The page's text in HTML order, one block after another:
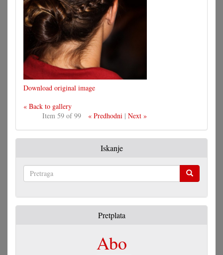
Download original image
« Back to gallery
Item 59 of 99
« Predhodni | Next »
Iskanje
Pretplata
Abo